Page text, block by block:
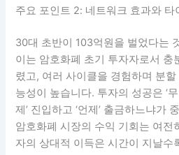
주요 포인트 2: 네트워크 효과와 타
30대 초반이 103억원을 벌었다는
이는 암호화폐 초기 투자자로서 충
렸고, 여러 사이클을 경험하며 분
능성이 높습니다. 투자의 성공은 ‘
제’ 진입하고 ‘언제’ 출금하느냐가
암호화폐 시장의 수익 기회는 여전
자의 상대적 이득은 시간이 지날수